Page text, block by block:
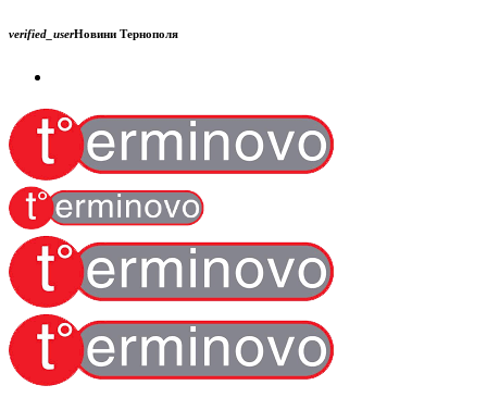
verified_userНовини Тернополя